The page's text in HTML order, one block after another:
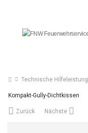
Technische Hilfeleistung
Kompakt-Gully-Dichtkissen
Zurück Nächste